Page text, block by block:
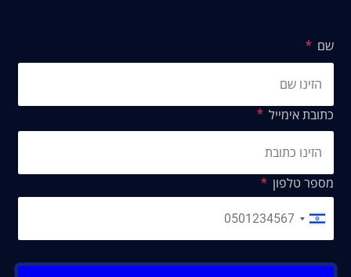
שם
כתובת אימייל
מספר טלפון